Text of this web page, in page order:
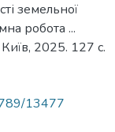
земельної
робота ...
Київ, 2025. 127 с.
13477